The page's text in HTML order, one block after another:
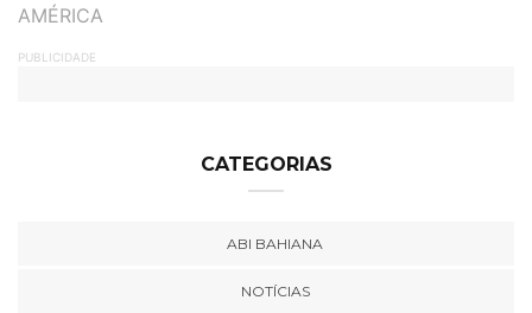
AMÉRICA
PUBLICIDADE
CATEGORIAS
ABI BAHIANA
NOTÍCIAS